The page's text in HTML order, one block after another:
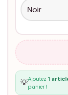
💡Ajoutez 1
panier !